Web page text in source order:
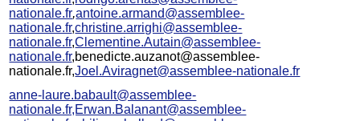
nationale.fr,antoine.armand@assemblee-
nationale.fr,christine.arrighi@assemblee-
nationale.fr,Clementine.Autain@assemblee-
nationale.fr,benedicte.auzanot@assemblee-
nationale.fr,Joel.Aviragnet@assemblee-nationale.fr
anne-laure.babault@assemblee-
nationale.fr,Erwan.Balanant@assemblee-